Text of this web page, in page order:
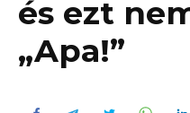
és ezt
„Apa!”